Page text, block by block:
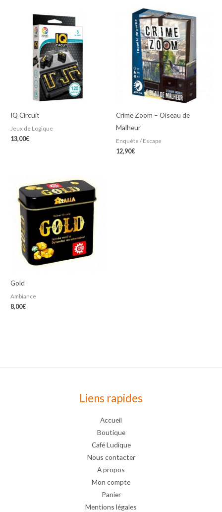
IQ Circuit
Jeux de Logique
13,00€
Crime Zoom – Oiseau de
Malheur
Enquête / Escape
12,90€
Gold
Ambiance
8,00€
Liens rapides
Accueil
Boutique
Café Ludique
Nous contacter
A propos
Mon compte
Panier
Mentions légales